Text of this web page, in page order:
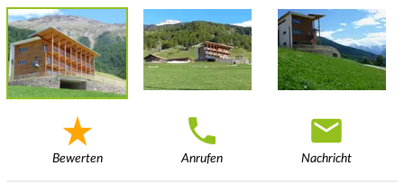
Bewerten Anrufen Nachricht